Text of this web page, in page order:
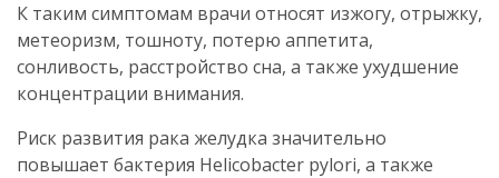
К таким симптомам врачи относят изжогу, отрыжку,
метеоризм, тошноту, потерю аппетита,
сонливость, расстройство сна, а также ухудшение
концентрации внимания.
Риск развития рака желудка значительно
повышает бактерия Helicobacter pylori, а также